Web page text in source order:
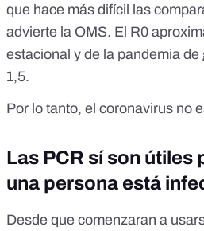
que hace más difícil las
advierte la OMS. El R0
estacional y de la pandemia de
1,5.
Por lo tanto, el coronavirus no
Las PCR sí son útiles
una persona está
Desde que comenzaran a